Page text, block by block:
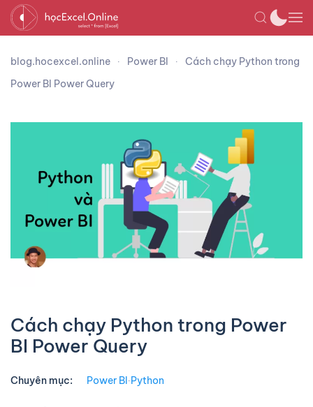
blog.hocexcel.online Power BI
Cách chạy Python trong
Power BI Power Query
Cách chạy Python trong Power
BI Power Query
Chuyên mục: Power BI∙Python